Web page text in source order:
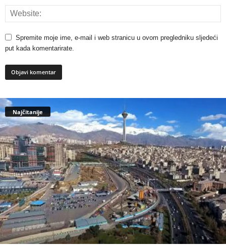
Spremite moje ime, e-mail i web stranicu u ovom pregledniku sljedeći
put kada komentarirate.
Najčitanije